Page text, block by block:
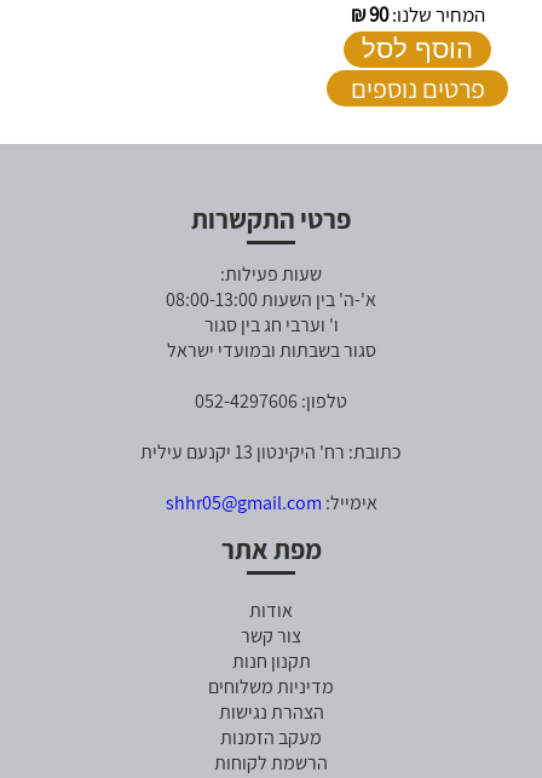
המחיר שלנו:90
₪
הוסף לסל
פרטים נוספים
פרטי התקשרות
שעות פעילות:
א'-ה' בין השעות 08:00-13:00
ו' וערבי חג בין סגור
סגור בשבתות ובמועדי ישראל
טלפון: 052-4297606
כתובת: רח' היקינטון 13 יקנעם עילית
אימייל: shhr05@gmail.com
מפת אתר
אודות
צור קשר
תקנון חנות
מדיניות משלוחים
הצהרת נגישות
מעקב הזמנות
הרשמת לקוחות